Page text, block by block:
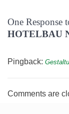
One Response
HOTELBAU
Pingback:
Comments are